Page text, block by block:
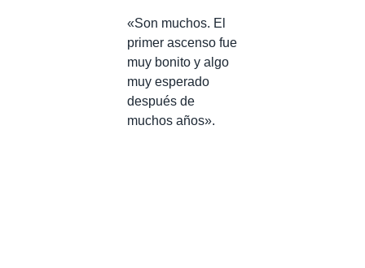
«Son muchos. El
primer ascenso fue
muy bonito y algo
muy esperado
después de
muchos años».